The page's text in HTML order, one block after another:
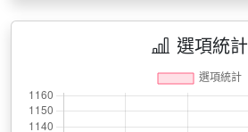
選項統計